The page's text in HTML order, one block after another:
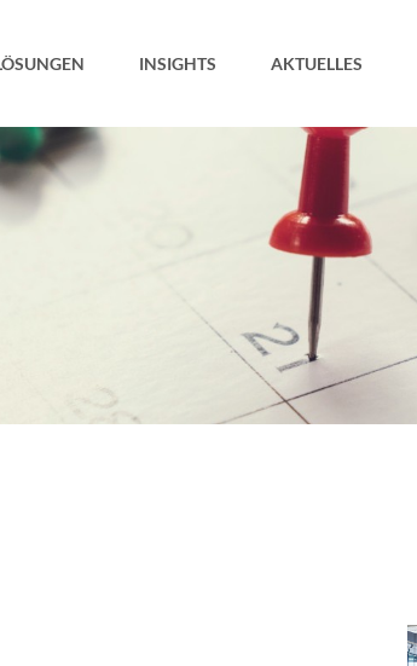
INSIGHTS AKTUELLES